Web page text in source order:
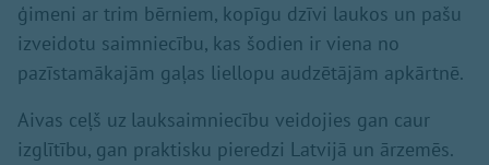
ģimeni ar trim bērniem, kopīgu dzīvi laukos un pašu
izveidotu saimniecību, kas šodien ir viena no
pazīstamākajām gaļas liellopu audzētājām apkārtnē.
Aivas ceļš uz lauksaimniecību veidojies gan caur
izglītību, gan praktisku pieredzi Latvijā un ārzemēs.